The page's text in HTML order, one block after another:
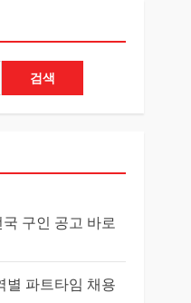
검색
구인 공고 바로
별 파트타임 채용